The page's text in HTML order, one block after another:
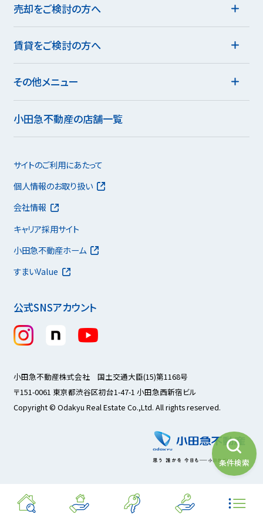
条件検索
売却をご検討の方へ
賃貸をご検討の方へ
その他メニュー
小田急不動産の店舗一覧
公式SNSアカウント
サイトのご利用にあたって
個人情報のお取り扱い
会社情報
キャリア採用サイト
小田急不動産ホーム
すまいValue
小田急不動産株式会社 国土交通大臣(15)第1168号
〒151-0061 東京都渋谷区初台1-47-1 小田急西新宿ビル
Copyright © Odakyu Real Estate Co.,Ltd. All rights reserved.